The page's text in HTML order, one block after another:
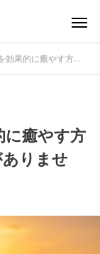
一時的な癒やしは意味がありません】
に癒やす方
りませ